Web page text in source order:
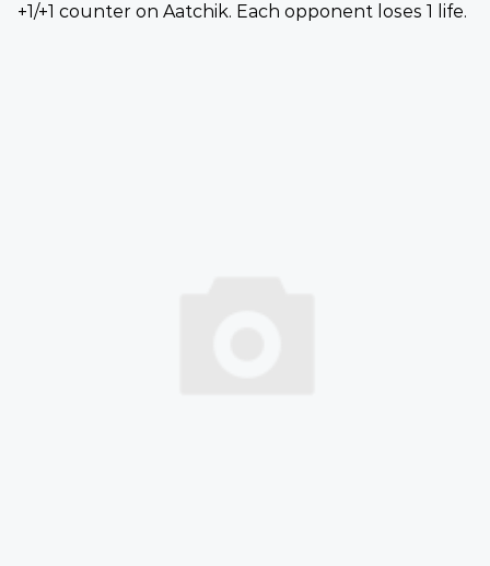
+1/+1 counter on Aatchik. Each opponent loses 1 life.